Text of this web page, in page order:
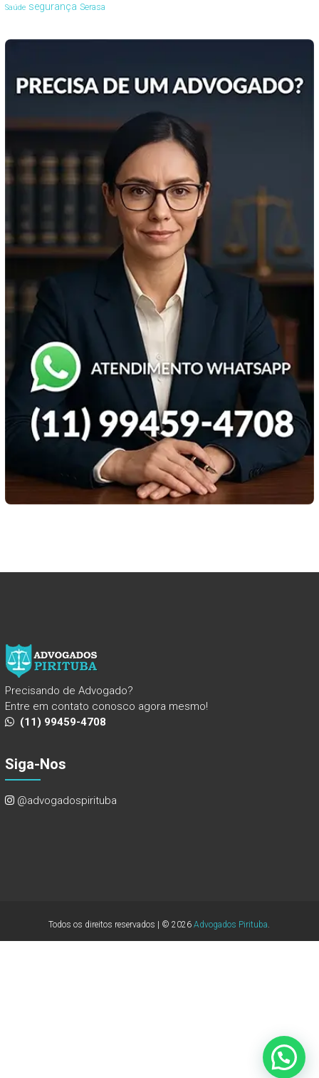
Saúde segurança Serasa
Precisando de Advogado?
Entre em contato conosco agora mesmo!
(11) 99459-4708
Siga-Nos
@advogadospirituba
Todos os direitos reservados | © 2026Advogados Pirituba.